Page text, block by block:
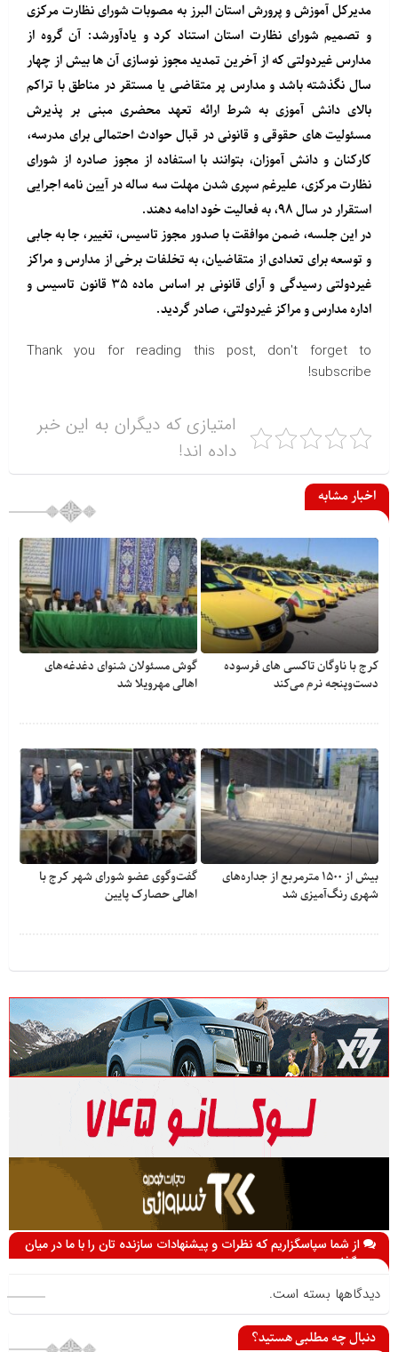
مدیرکل آموزش و پرورش استان البرز به مصوبات شورای نظارت مرکزی
و تصمیم شورای نظارت استان استناد کرد و یادآورشد: آن گروه از
مدارس غیردولتی که از آخرین تمدید مجوز نوسازی آن ها بیش از چهار
سال نگذشته باشد و مدارس پر متقاضی یا مستقر در مناطق با تراکم
بالای دانش آموزی به شرط ارائه تعهد محضری مبنی بر پذیرش
مسئولیت های حقوقی و قانونی در قبال حوادث احتمالی برای مدرسه،
کارکنان و دانش آموزان، بتوانند با استفاده از مجوز صادره از شورای
نظارت مرکزی، علیرغم سپری شدن مهلت سه ساله در آیین نامه اجرایی
استقرار در سال ۹۸، به فعالیت خود ادامه دهند.
در این جلسه، ضمن موافقت با صدور مجوز تاسیس، تغییر، جا به جابی
و توسعه برای تعدادی از متقاضیان، به تخلفات برخی از مدارس و مراکز
غیردولتی رسیدگی و آرای قانونی بر اساس ماده ۳۵ قانون تاسیس و
اداره مدارس و مراکز غیردولتی، صادر گردید.
Thank you for reading this post, don't forget to
subscribe!
امتیازی که دیگران به این خبر
داده اند!
اخبار مشابه
کرج با ناوگان تاکسی های فرسوده
دست‌وپنجه نرم می‌کند
گوش مسئولان شنوای دغدغه‎‌های
اهالی مهرویلا شد
بیش از ۱۵۰۰ مترمربع از جداره‌های
شهری رنگ‌آمیزی شد
گفت‌وگوی عضو شورای شهر کرج با
اهالی حصارک پایین
از شما سپاسگزاریم که نظرات و پیشنهادات سازنده تان را با ما در میان
می گذارید
دیدگاهها بسته است.
دنبال چه مطلبی هستید؟